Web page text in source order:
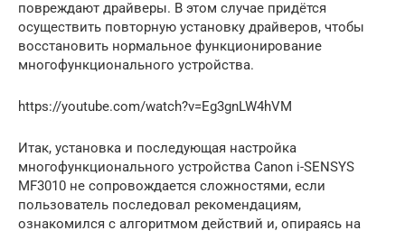
повреждают драйверы. В этом случае придётся
осуществить повторную установку драйверов, чтобы
восстановить нормальное функционирование
многофункционального устройства.
https://youtube.com/watch?v=Eg3gnLW4hVM
Итак, установка и последующая настройка
многофункционального устройства Canon i-SENSYS
MF3010 не сопровождается сложностями, если
пользователь последовал рекомендациям,
ознакомился с алгоритмом действий и, опираясь на